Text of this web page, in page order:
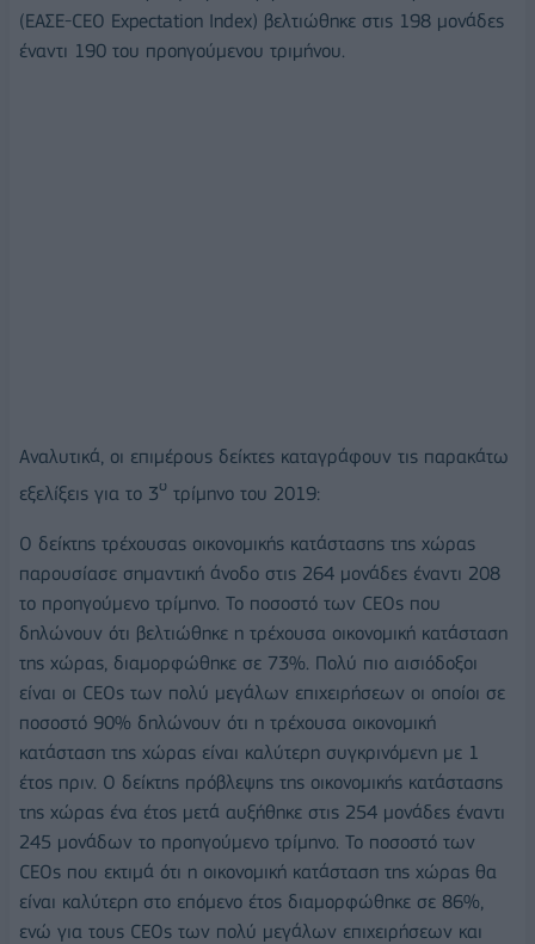
(ΕΑΣΕ-CEO Expectation Index) βελτιώθηκε στις 198 μονάδες
έναντι 190 του προηγούμενου τριμήνου.
Αναλυτικά, οι επιμέρους δείκτες καταγράφουν τις παρακάτω
εξελίξεις για το 3ο τρίμηνο του 2019:
Ο δείκτης τρέχουσας οικονομικής κατάστασης της χώρας
παρουσίασε σημαντική άνοδο στις 264 μονάδες έναντι 208
το προηγούμενο τρίμηνο. Το ποσοστό των CEOs που
δηλώνουν ότι βελτιώθηκε η τρέχουσα οικονομική κατάσταση
της χώρας, διαμορφώθηκε σε 73%. Πολύ πιο αισιόδοξοι
είναι οι CEOs των πολύ μεγάλων επιχειρήσεων οι οποίοι σε
ποσοστό 90% δηλώνουν ότι η τρέχουσα οικονομική
κατάσταση της χώρας είναι καλύτερη συγκρινόμενη με 1
έτος πριν. Ο δείκτης πρόβλεψης της οικονομικής κατάστασης
της χώρας ένα έτος μετά αυξήθηκε στις 254 μονάδες έναντι
245 μονάδων το προηγούμενο τρίμηνο. Το ποσοστό των
CEOs που εκτιμά ότι η οικονομική κατάσταση της χώρας θα
είναι καλύτερη στο επόμενο έτος διαμορφώθηκε σε 86%,
ενώ για τους CEOs των πολύ μεγάλων επιχειρήσεων και